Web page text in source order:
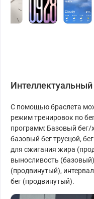
С помощью браслета
режим тренировок по
программ: Базовый бег/
базовый бег трусцой,
для сжигания жира
выносливость
(продвинутый),
бег (продвинутый).